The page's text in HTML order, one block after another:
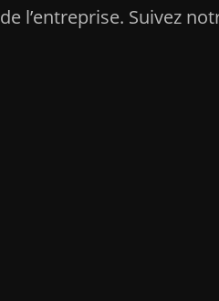
de l’entreprise. Suivez